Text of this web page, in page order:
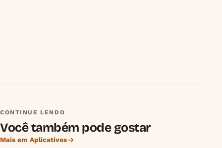
CONTINUE LENDO
Você também pode gostar
Mais em Aplicativos